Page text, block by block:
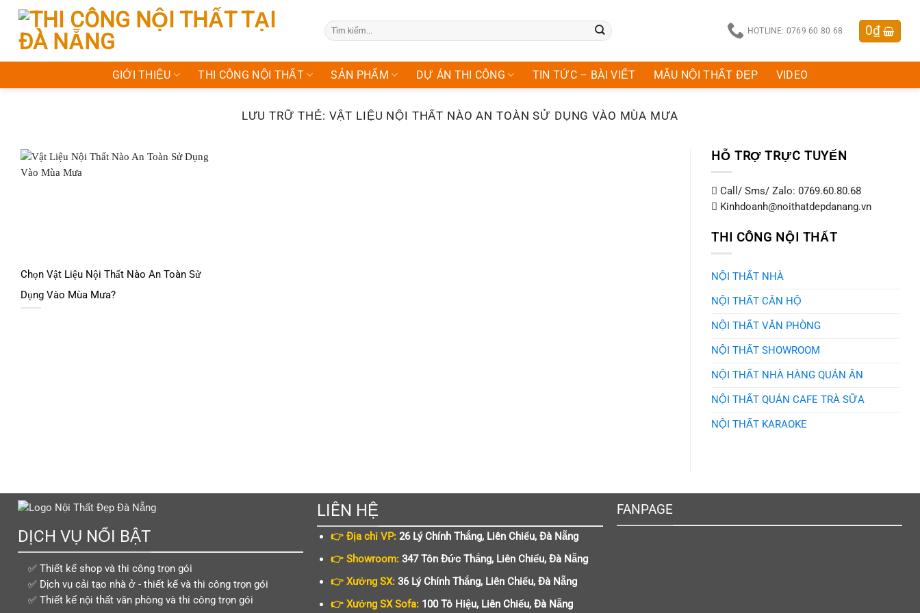
Tìm
kiếm:
HOTLINE: 0769 60 80 68 0₫
GIỚI THIỆU THI CÔNG NỘI THẤT SẢN PHẨM DỰ ÁN THI CÔNG TIN TỨC – BÀI VIẾT MẪU NỘI THẤT ĐẸP VIDEO
LƯU TRỮ THẺ: VẬT LIỆU NỘI THẤT NÀO AN TOÀN SỬ DỤNG VÀO MÙA MƯA
Chọn Vật Liệu Nội Thất Nào An Toàn Sử
Dụng Vào Mùa Mưa?
HỖ TRỢ TRỰC TUYẾN
Call/ Sms/ Zalo: 0769.60.80.68
Kinhdoanh@noithatdepdanang.vn
THI CÔNG NỘI THẤT
NỘI THẤT NHÀ
NỘI THẤT CĂN HỘ
NỘI THẤT VĂN PHÒNG
NỘI THẤT SHOWROOM
NỘI THẤT NHÀ HÀNG QUÁN ĂN
NỘI THẤT QUÁN CAFE TRÀ SỮA
NỘI THẤT KARAOKE
DỊCH VỤ NỔI BẬT
✅ Thiết kế shop và thi công trọn gói
✅ Dịch vụ cải tạo nhà ở - thiết kế và thi công trọn gói
✅ Thiết kế nội thất văn phòng và thi công trọn gói
LIÊN HỆ
👉 Địa chỉ VP:26 Lý Chính Thắng, Liên Chiểu, Đà Nẵng
👉 Showroom:347 Tôn Đức Thắng, Liên Chiểu, Đà Nẵng
👉 Xưởng SX:36 Lý Chính Thắng, Liên Chiểu, Đà Nẵng
👉 Xưởng SX Sofa:100 Tô Hiệu, Liên Chiểu, Đà Nẵng
FANPAGE